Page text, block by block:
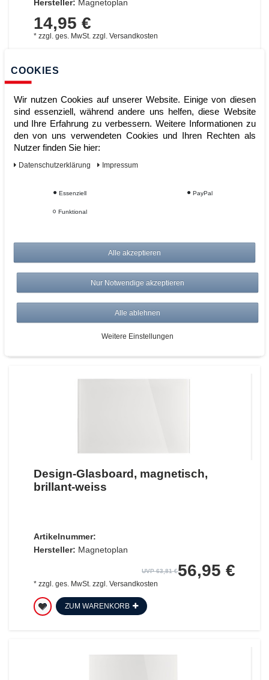
Hersteller: Magnetoplan
14,95 €
* zzgl. ges. MwSt.zzgl. Versandkosten
Design-Glasboard, magnetisch,
brillant-weiss
Artikelnummer:
Hersteller: Magnetoplan
399,00 €
Versandkosten
ZUM WARENKORB
Design-Glasboard, magnetisch,
brillant-weiss
Artikelnummer:
Hersteller: Magnetoplan
UVP 63,81 €56,95 €
* zzgl. ges. MwSt. zzgl. Versandkosten
ZUM WARENKORB
COOKIES
Wir nutzen Cookies auf unserer Website. Einige von diesen
sind essenziell, während andere uns helfen, diese Website
und Ihre Erfahrung zu verbessern. Weitere Informationen zu
den von uns verwendeten Cookies und Ihren Rechten als
Nutzer finden Sie hier:
Daten­schutz­erklärung Impressum
Essenziell PayPal
Funktional
Alle akzeptieren
Nur Notwendige akzeptieren
Alle ablehnen
Weitere Einstellungen